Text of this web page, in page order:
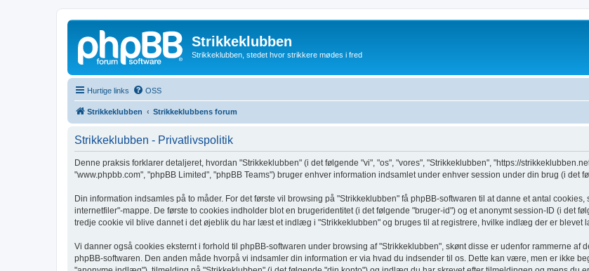
Strikkeklubben
Strikkeklubben, stedet hvor strikkere mødes i fred
Hurtige links OSS
Strikkeklubben Strikkeklubbens forum
Strikkeklubben - Privatlivspolitik
Denne praksis forklarer detaljeret, hvordan "Strikkeklubben" (i det følgende "vi", "os", "vores", "Strikkeklubben", "https://
"www.phpbb.com", "phpBB Limited", "phpBB Teams") bruger enhver information indsamlet under enhver session under din brug (i det
Din information indsamles på to måder. For det første vil browsing på "Strikkeklubben" få phpBB-softwaren til at danne et antal
internetfiler"-mappe. De første to cookies indholder blot en brugeridentitet (i det følgende "bruger-id") og et anonymt session-ID (i det
tredje cookie vil blive dannet i det øjeblik du har læst et indlæg i "Strikkeklubben" og bruges til at registrere, hvilke indlæg der er blevet
Vi danner også cookies eksternt i forhold til phpBB-softwaren under browsing af "Strikkeklubben", skønt disse er udenfor rammerne
phpBB-softwaren. Den anden måde hvorpå vi indsamler din information er via hvad du indsender til os. Dette kan være, men er ikke